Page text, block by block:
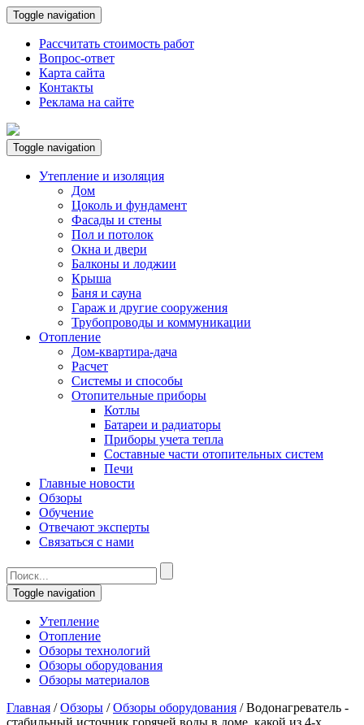
Toggle navigation
Рассчитать стоимость работ
Вопрос-ответ
Карта сайта
Контакты
Реклама на сайте
Toggle navigation
Утепление и изоляция
Дом
Цоколь и фундамент
Фасады и стены
Пол и потолок
Окна и двери
Балконы и лоджии
Крыша
Баня и сауна
Гараж и другие сооружения
Трубопроводы и коммуникации
Отопление
Дом-квартира-дача
Расчет
Системы и способы
Отопительные приборы
Котлы
Батареи и радиаторы
Приборы учета тепла
Составные части отопительных систем
Печи
Главные новости
Обзоры
Обучение
Отвечают эксперты
Связаться с нами
Toggle navigation
Утепление
Отопление
Обзоры технологий
Обзоры оборудования
Обзоры материалов
Главная /Обзоры /Обзоры оборудования /Водонагреватель -
стабильный источник горячей воды в доме, какой из 4-х